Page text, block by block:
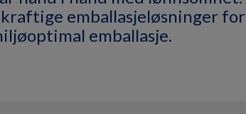
emballasjeløsninger for
emballasje.